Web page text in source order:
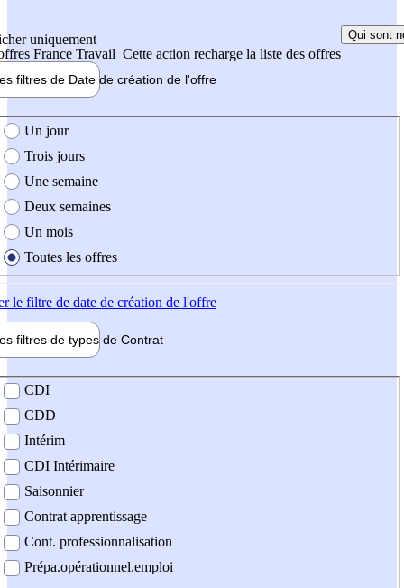
uniquement
France Travail Cette action recharge la liste des offres
Qui sont
filtres de Date de création de l'offre
création de l'offre
Un jour
Trois jours
Une semaine
Deux semaines
Un mois
Toutes les offres
le filtre de date de création de l'offre
filtres de types de Contrat
contrat
CDI
CDD
Intérim
CDI Intérimaire
Saisonnier
Contrat apprentissage
Cont. professionnalisation
Prépa.opérationnel.emploi